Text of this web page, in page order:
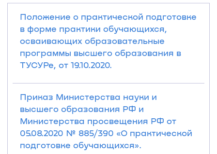
Положение о практической подготовке
в форме практики обучающихся,
осваивающих образовательные
программы высшего образования в
ТУСУРе, от 19.10.2020.
Приказ Министерства науки и
высшего образования РФ и
Министерства просвещения РФ от
05.08.2020 № 885/390 «О практической
подготовке обучающихся».